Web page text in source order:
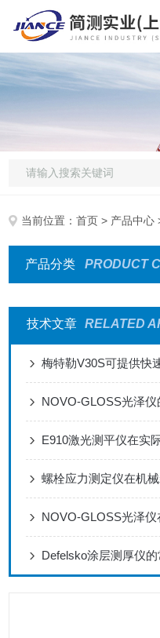
当前位置：首页 > 产品中心
产品分类 PRODUCT
技术文章 RELATED
梅特勒V30S可提供快
NOVO-GLOSS光泽
E910激光测平仪在实
螺栓应力测定仪在机
NOVO-GLOSS光泽
Defelsko涂层测厚仪